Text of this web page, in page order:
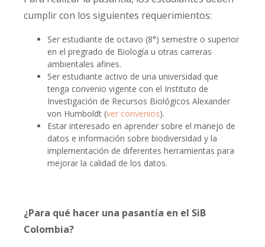
cumplir con los siguientes requerimientos:
Ser estudiante de octavo (8°) semestre o superior
en el pregrado de Biología u otras carreras
ambientales afines.
Ser estudiante activo de una universidad que
tenga convenio vigente con el Instituto de
Investigación de Recursos Biológicos Alexander
von Humboldt (ver convenios).
Estar interesado en aprender sobre el manejo de
datos e información sobre biodiversidad y la
implementación de diferentes herramientas para
mejorar la calidad de los datos.
¿Para qué hacer una pasantía en el SiB
Colombia?